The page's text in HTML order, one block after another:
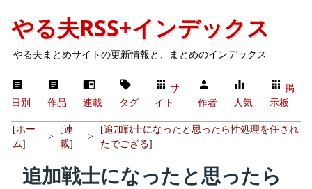
やる夫RSS+インデックス
やる夫まとめサイトの更新情報と、まとめのインデックス
日別 作品 連載 タグ
サ
イト
作者 人気
掲
示板
[ホー
ム]
>
[連
載]
>
[追加戦士になったと思ったら性処理を任され
たでござる]
追加戦士になったと思ったら